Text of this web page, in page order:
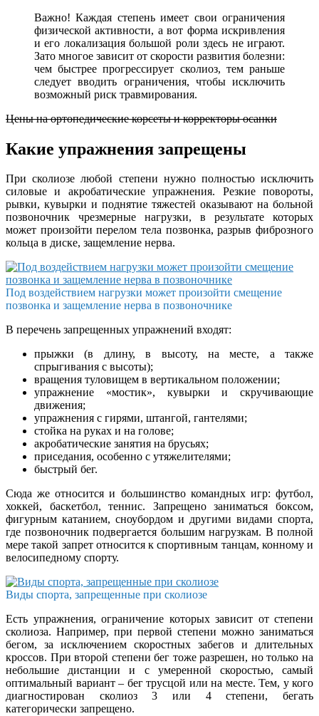
Важно! Каждая степень имеет свои ограничения
физической активности, а вот форма искривления
и его локализация большой роли здесь не играют.
Зато многое зависит от скорости развития болезни:
чем быстрее прогрессирует сколиоз, тем раньше
следует вводить ограничения, чтобы исключить
возможный риск травмирования.
Цены на ортопедические корсеты и корректоры осанки
Какие упражнения запрещены
При сколиозе любой степени нужно полностью исключить
силовые и акробатические упражнения. Резкие повороты,
рывки, кувырки и поднятие тяжестей оказывают на больной
позвоночник чрезмерные нагрузки, в результате которых
может произойти перелом тела позвонка, разрыв фиброзного
кольца в диске, защемление нерва.
Под воздействием нагрузки может произойти смещение
позвонка и защемление нерва в позвоночнике
В перечень запрещенных упражнений входят:
прыжки (в длину, в высоту, на месте, а также
спрыгивания с высоты);
вращения туловищем в вертикальном положении;
упражнение «мостик», кувырки и скручивающие
движения;
упражнения с гирями, штангой, гантелями;
стойка на руках и на голове;
акробатические занятия на брусьях;
приседания, особенно с утяжелителями;
быстрый бег.
Сюда же относится и большинство командных игр: футбол,
хоккей, баскетбол, теннис. Запрещено заниматься боксом,
фигурным катанием, сноубордом и другими видами спорта,
где позвоночник подвергается большим нагрузкам. В полной
мере такой запрет относится к спортивным танцам, конному и
велосипедному спорту.
Виды спорта, запрещенные при сколиозе
Есть упражнения, ограничение которых зависит от степени
сколиоза. Например, при первой степени можно заниматься
бегом, за исключением скоростных забегов и длительных
кроссов. При второй степени бег тоже разрешен, но только на
небольшие дистанции и с умеренной скоростью, самый
оптимальный вариант – бег трусцой или на месте. Тем, у кого
диагностирован сколиоз 3 или 4 степени, бегать
категорически запрещено.